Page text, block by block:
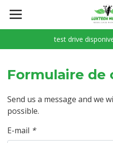
test drive
Formulaire de
Send us a message and we
possible.
E-mail *